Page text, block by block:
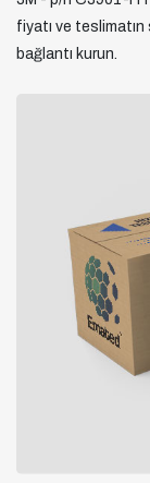
fiyatı ve
bağlantı kurun.